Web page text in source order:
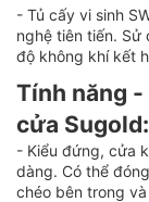
- Tủ cấy vi sinh
nghệ tiên tiến. Sử
độ không khí kết
Tính năng
cửa Sugold:
- Kiểu đứng, cửa
dàng. Có thể
chéo bên trong